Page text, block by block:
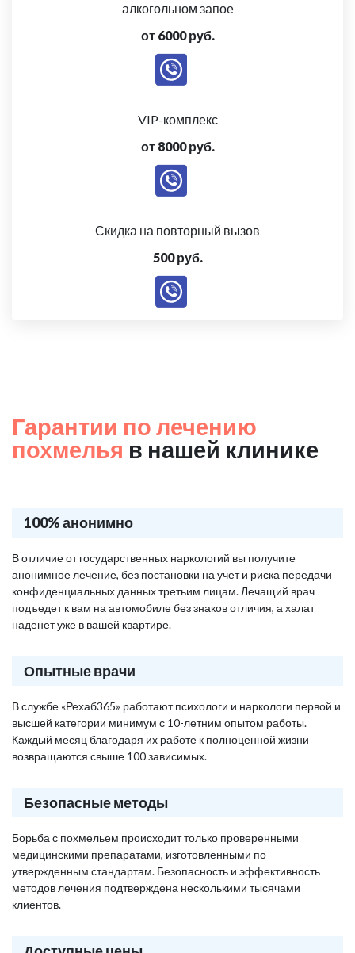
алкогольном запое
от 6000 руб.
VIP-комплекс
от 8000 руб.
Скидка на повторный вызов
500 руб.
Гарантии по лечению
похмелья в нашей клинике
100% анонимно
В отличие от государственных наркологий вы получите
анонимное лечение, без постановки на учет и риска передачи
конфиденциальных данных третьим лицам. Лечащий врач
подъедет к вам на автомобиле без знаков отличия, а халат
наденет уже в вашей квартире.
Опытные врачи
В службе «Рехаб365» работают психологи и наркологи первой и
высшей категории минимум с 10-летним опытом работы.
Каждый месяц благодаря их работе к полноценной жизни
возвращаются свыше 100 зависимых.
Безопасные методы
Борьба с похмельем происходит только проверенными
медицинскими препаратами, изготовленными по
утвержденным стандартам. Безопасность и эффективность
методов лечения подтверждена несколькими тысячами
клиентов.